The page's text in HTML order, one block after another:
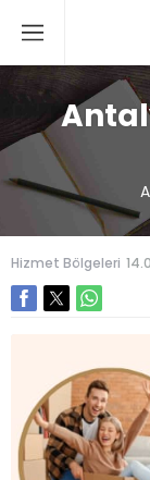
Hizmet Bölgeleri